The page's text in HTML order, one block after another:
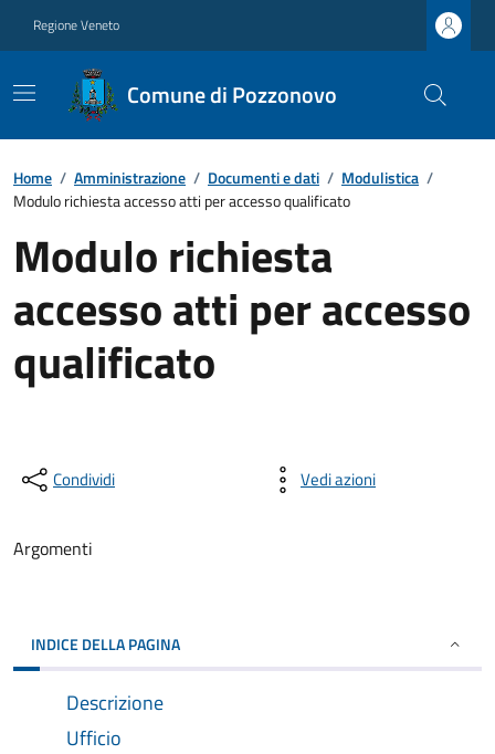
Regione Veneto
Comune di Pozzonovo
Home / Amministrazione / Documenti e dati / Modulistica /
Modulo richiesta accesso atti per accesso qualificato
Modulo richiesta
accesso atti per accesso
qualificato
Condividi Vedi azioni
Argomenti
INDICE DELLA PAGINA
Descrizione
Ufficio